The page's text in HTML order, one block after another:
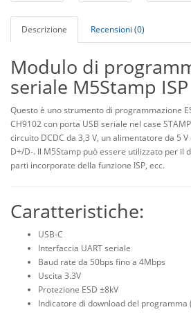
Descrizione Recensioni (0)
Modulo di
seriale M5Stamp
Questo è uno strumento di programmazione
CH9102 con porta USB seriale nel case
circuito DCDC da 3,3 V, un alimentatore da 5
D+/D-. Il M5Stamp può essere utilizzato per il
parti incorporate della funzione ISP, ecc.
Caratteristiche:
USB-C
Interfaccia UART seriale
Baud rate da 50bps fino a 4Mbps
Uscita 3.3V
Protezione ESD ±8kV
Indicatore di download del programma